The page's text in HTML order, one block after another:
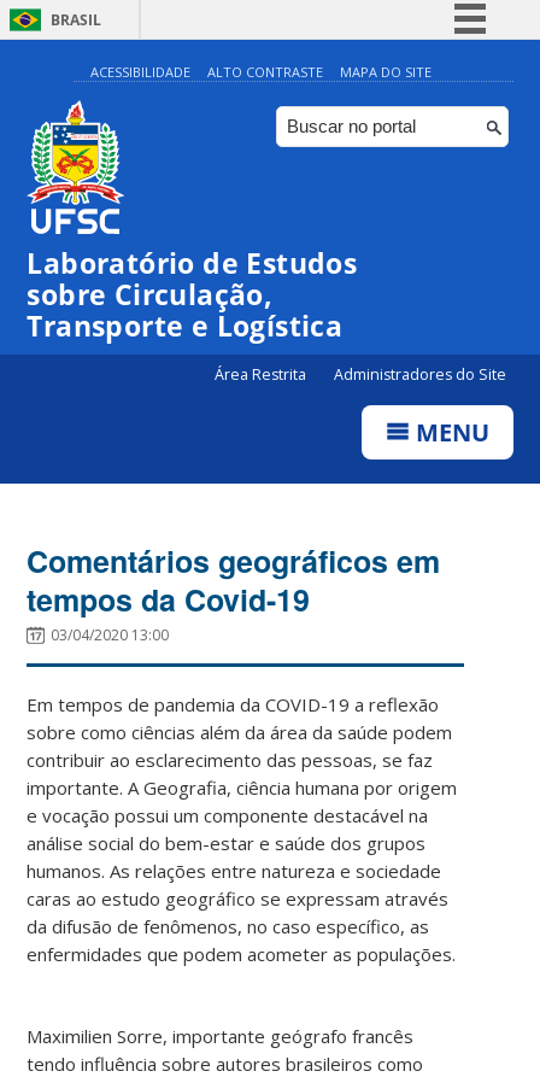
BRASIL
Simplifique!
Comunica BR
Participe
ACESSIBILIDADE ALTO CONTRASTE MAPA DO SITE
Laboratório de Estudos
sobre Circulação,
Transporte e Logística
Área Restrita Administradores do Site
MENU
Comentários geográficos em
tempos da Covid-19
03/04/2020 13:00
Em tempos de pandemia da COVID-19 a reflexão
sobre como ciências além da área da saúde podem
contribuir ao esclarecimento das pessoas, se faz
importante. A Geografia, ciência humana por origem
e vocação possui um componente destacável na
análise social do bem-estar e saúde dos grupos
humanos. As relações entre natureza e sociedade
caras ao estudo geográfico se expressam através
da difusão de fenômenos, no caso específico, as
enfermidades que podem acometer as populações.
Maximilien Sorre, importante geógrafo francês
tendo influência sobre autores brasileiros como